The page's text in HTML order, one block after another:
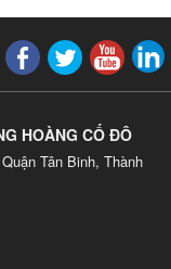
HOÀNG CỐ ĐÔ
Tân Binh, Thành